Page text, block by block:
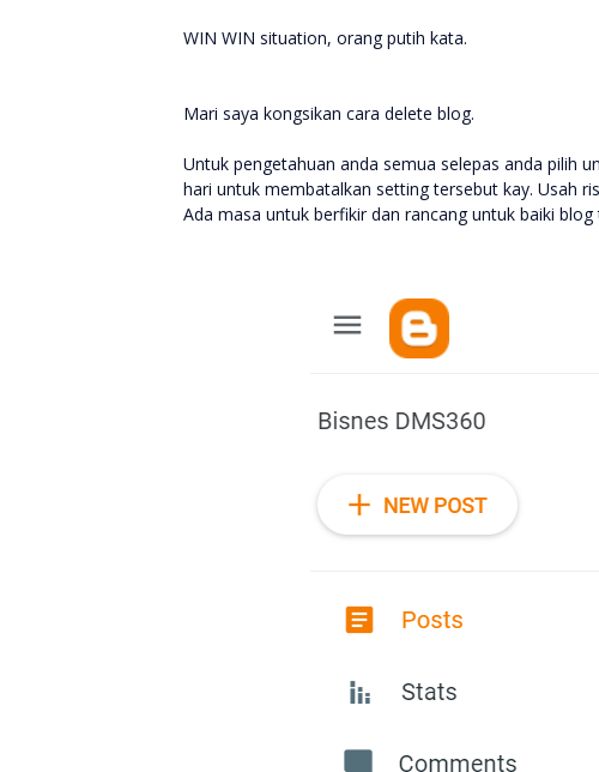
WIN WIN situation, orang putih kata.
Mari saya kongsikan cara delete blog.
Untuk pengetahuan anda semua selepas anda pilih
hari untuk membatalkan setting tersebut kay. Usah
Ada masa untuk berfikir dan rancang untuk baiki blog